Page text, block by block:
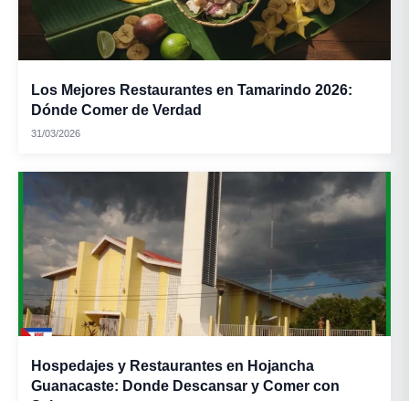
Los Mejores Restaurantes en Tamarindo 2026:
Dónde Comer de Verdad
31/03/2026
Hospedajes y Restaurantes en Hojancha
Guanacaste: Donde Descansar y Comer con